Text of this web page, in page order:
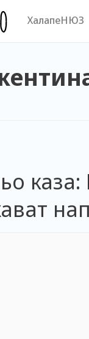
ХалапеНЮЗ